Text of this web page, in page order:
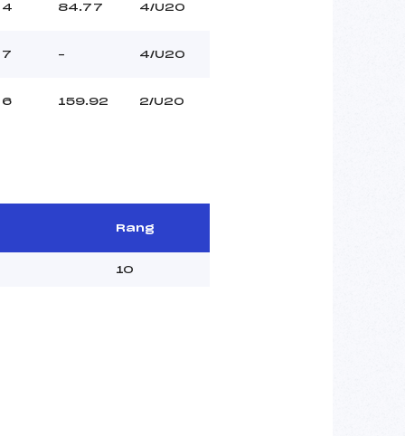
4 84.77 4/U20
7 – 4/U20
6 159.92 2/U20
Rang
10